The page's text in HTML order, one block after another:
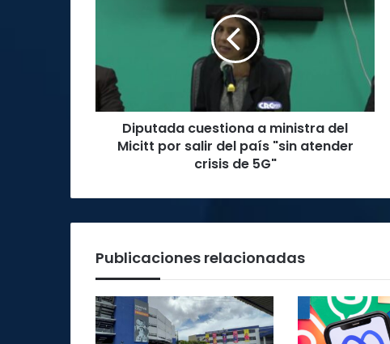
por
salir
del
de
Diputada cuestiona a ministra del
Micitt por salir del país "sin atender
crisis de 5G"
Publicaciones relacionadas